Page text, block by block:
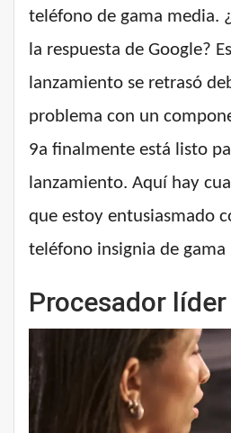
teléfono de gama media.
la respuesta de Google?
lanzamiento se retrasó
problema con un
9a finalmente está listo
lanzamiento. Aquí hay
que estoy entusiasmado
teléfono insignia de gama
Procesador líder